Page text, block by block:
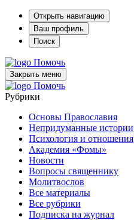
Открыть навигацию
Ваш профиль
Поиск
Помочь
Закрыть меню
Помочь
Рубрики
Основы Православия
Непридуманные истории
Психология и отношения
Академия «Фомы»
Новости
Вопросы священнику
Молитвослов
Все материалы
Все рубрики
Подписка на журнал